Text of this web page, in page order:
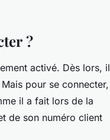
?
activé. Dès lors, il
pour se connecter,
il a fait lors de la
de son numéro client